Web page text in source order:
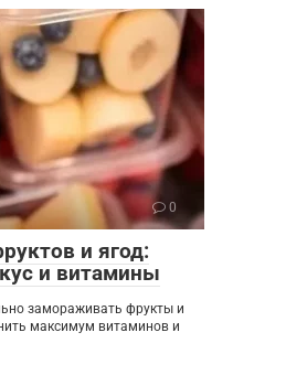
0
и ягод:
и витамины
замораживать фрукты и
максимум витаминов и